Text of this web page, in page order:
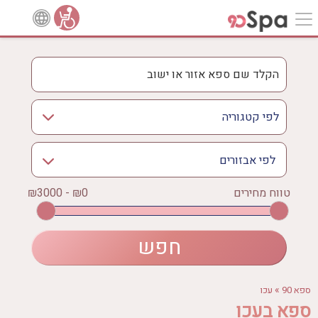
לפי אבזורים
אירוודה
ארוחה
בריכה חיצונית
ג'קוזי פרטי
טווח מחירים ₪0 - ₪3000
ספא 90 » עכו
ספא בעכו